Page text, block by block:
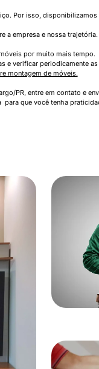
Por isso,
a empresa e nossa trajetória.
por muito mais tempo.
e verificar periodicamente
montagem de móveis.
PR, entre em contato e
que você tenha